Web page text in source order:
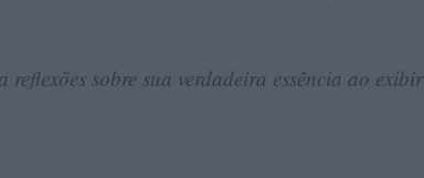
sobre sua verdadeira essência ao exibir